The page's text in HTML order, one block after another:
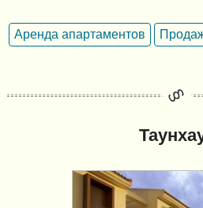
Аренда апартаментов